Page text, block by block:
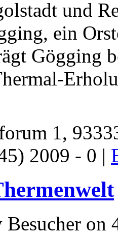
und
ein
Gögging
1,
2009 - 0 |
on